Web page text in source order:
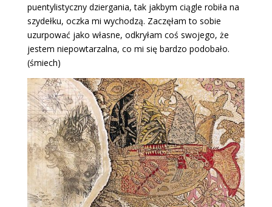
puentylistyczny dziergania, tak jakbym ciągle robiła na
szydełku, oczka mi wychodzą. Zaczęłam to sobie
uzurpować jako własne, odkryłam coś swojego, że
jestem niepowtarzalna, co mi się bardzo podobało.
(śmiech)